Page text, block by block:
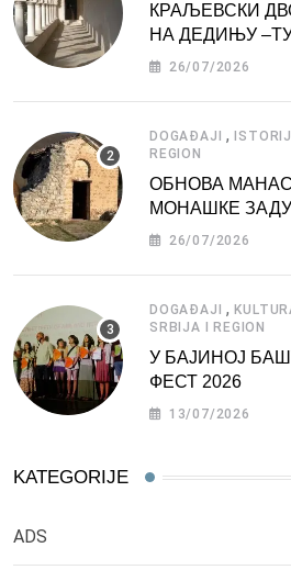
КРАЉЕВСКИ
НА ДЕДИЊУ
АТРАКЦИЈА
26/07/2026
DOGAĐAJI ,
REGION
ОБНОВА
МОНАШКЕ
СРБИЈЕ
26/07/2026
DOGAĐAJI ,
SRBIJA I REGION
У БАЈИНОЈ
ФЕСТ 2026
13/07/2026
KATEGORIJE
ADS